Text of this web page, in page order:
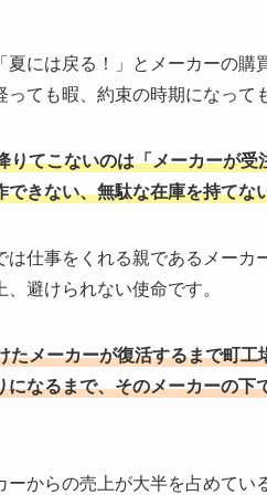
夏には戻る！」とメーカーの
ても暇、約束の時期になって
りてこないのは「メーカーが
できない、無駄な在庫を持てな
は仕事をくれる親であるメー
避けられない使命です。
たメーカーが復活するまで町
になるまで、そのメーカーの
からの売上が大半を占めてい